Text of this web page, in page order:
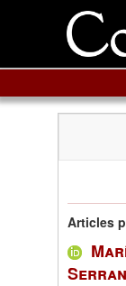
Articles